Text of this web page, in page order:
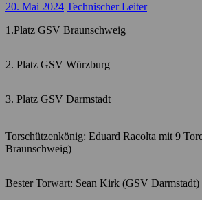
20. Mai 2024 Technischer Leiter
1.Platz GSV Braunschweig
2. Platz GSV Würzburg
3. Platz GSV Darmstadt
Torschützenkönig: Eduard Racolta mit 9
Braunschweig)
Bester Torwart: Sean Kirk (GSV Darmstadt)